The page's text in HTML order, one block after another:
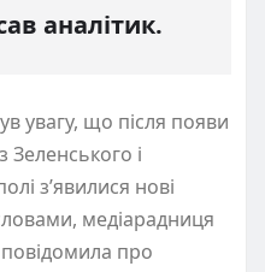
аналітик.
увагу, що після появи
і
з’явилися нові
медіарадниця
про